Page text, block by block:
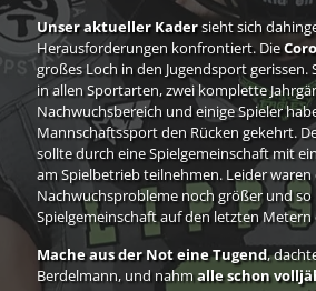
Unser aktueller Kadersieht sich
Herausforderungen konfrontiert. Die
großes Loch in den Jugendsport gerissen.
in allen Sportarten, zwei komplette
Nachwuchsbereich und einige Spieler
Mannschaftssport den Rücken gekehrt.
sollte durch eine Spielgemeinschaft mit
am Spielbetrieb teilnehmen. Leider
Nachwuchsprobleme noch größer und so
Spielgemeinschaft auf den letzten
Mache aus der Not eine Tugend,
Berdelmann, und nahmalle schon